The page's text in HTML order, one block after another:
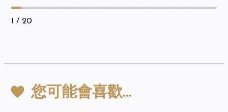
1 / 20
您可能會喜歡…